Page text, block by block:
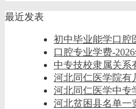
最近发表
初中毕业能学口腔
口腔专业学费-
中专技校隶属关系
河北同仁医学院有
河北同仁医学中专
河北贫困县名单一